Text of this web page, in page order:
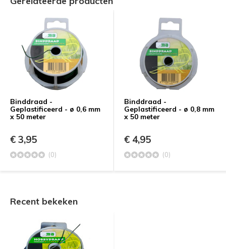
Binddraad -
Geplastificeerd - ø 0,6 mm
x 50 meter
€ 3,95
(0)
Binddraad -
Geplastificeerd - ø 0,8 mm
x 50 meter
€ 4,95
(0)
Recent bekeken